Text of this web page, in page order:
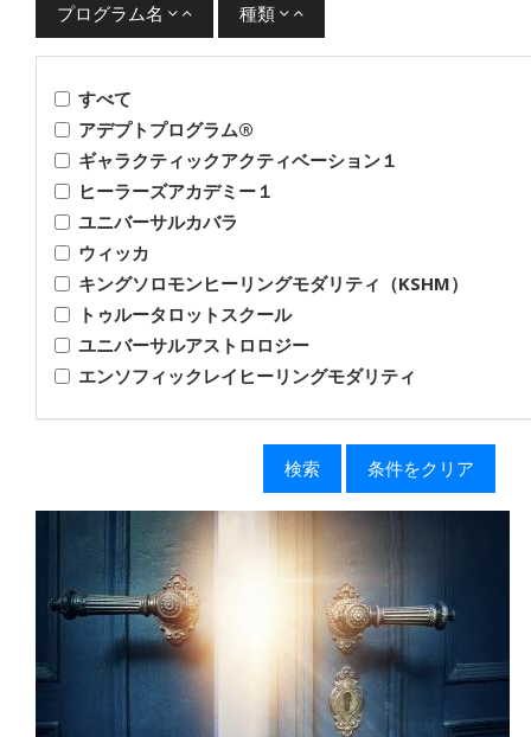
プログラム名 種類
すべて
アデプトプログラム®︎
ギャラクティックアクティベーション１
ヒーラーズアカデミー１
ユニバーサルカバラ
ウィッカ
キングソロモンヒーリングモダリティ（KSHM）
トゥルータロットスクール
ユニバーサルアストロロジー
エンソフィックレイヒーリングモダリティ
検索 条件をクリア